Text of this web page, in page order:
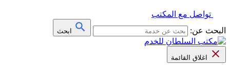
تواصل مع المكتب
البحث عن:
ابحث
اغلاق القائمة